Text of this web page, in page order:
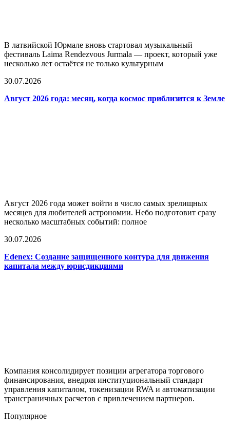
В латвийской Юрмале вновь стартовал музыкальный
фестиваль Laima Rendezvous Jurmala — проект, который уже
несколько лет остаётся не только культурным
30.07.2026
Август 2026 года: месяц, когда космос приблизится к Земле
Август 2026 года может войти в число самых зрелищных
месяцев для любителей астрономии. Небо подготовит сразу
несколько масштабных событий: полное
30.07.2026
Edenex: Создание защищенного контура для движения
капитала между юрисдикциями
Компания консолидирует позиции агрегатора торгового
финансирования, внедряя институциональный стандарт
управления капиталом, токенизации RWA и автоматизации
трансграничных расчетов с привлечением партнеров.
Популярное